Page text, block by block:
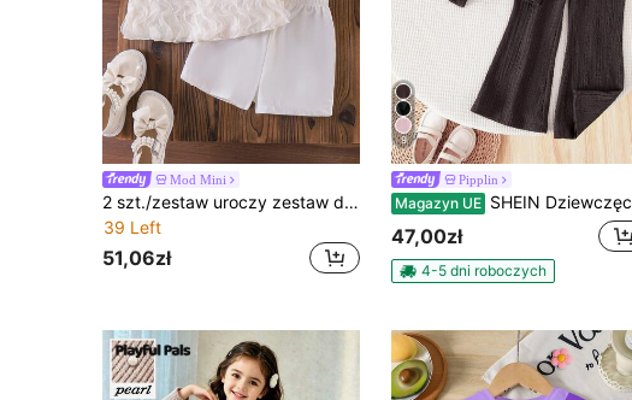
Mod Mini
2 szt./zestaw uroczy zestaw dla młodej dziewczyny w stylu księżniczki, jednolity kolor, z krótkim rękawem, okrągłym dekoltem, falbankami i siateczkowymi szortami, wiosna/lato
39 Left
51,06zł
9
Pipplin
Magazyn UE SHEIN Dziewczęcy, dzianinowy top z teksturą kawy i marszczeniami po bokach, dopasowany do ciała, dwuczęściowy komplet, letnie wakacje na plaży, mama, córka i siostry w pasującym stylu, pasujące rodzinne wakacje, święta, francuski, uroczy, elegancki, słodki, vintage i modny. Idealny do noszenia na co dzień i do szkoły.
47,00zł
4-5 dni roboczych